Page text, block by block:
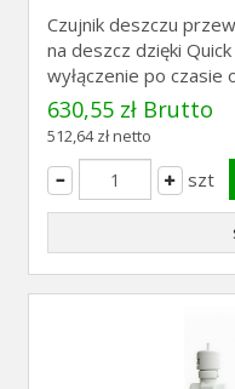
Czujnik deszczu
na deszcz dzięki
wyłączenie po czasie
630,55 zł Brutto
512,64 zł netto
szt